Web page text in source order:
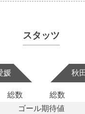
スタッツ
媛 秋
総数 総数
ゴール期待値